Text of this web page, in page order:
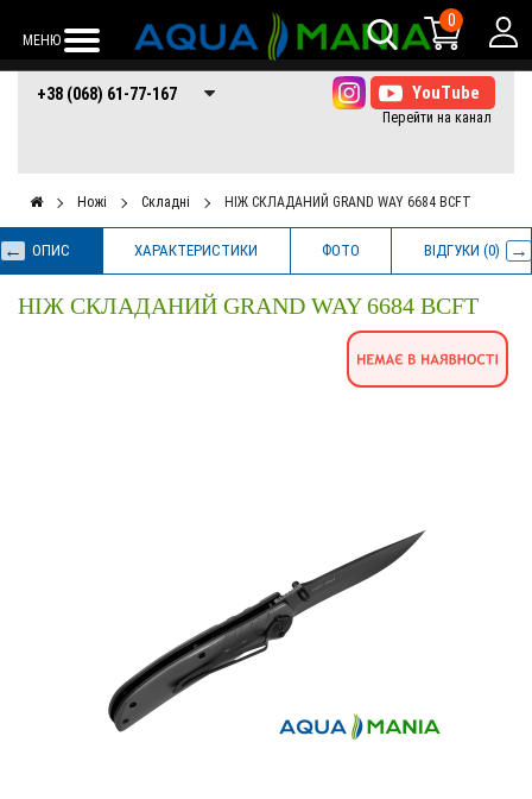
МЕНЮ
0
+38 (068) 61-77-
167
+38 (066) 61-77-+38 (073) 61-77-
167
+38 (068) 61-77-167
Ножі Складні НІЖ СКЛАДАНИЙ GRAND WAY 6684 BCFT
ОПИС ХАРАКТЕРИСТИКИ ФОТО ВІДГУКИ (0)
НІЖ СКЛАДАНИЙ GRAND WAY 6684 BCFT